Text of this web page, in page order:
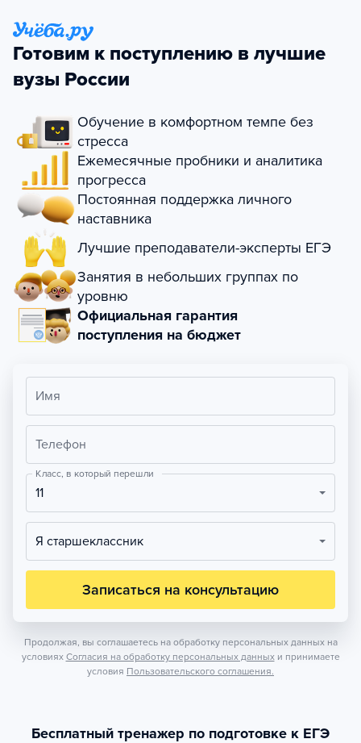
Готовим к поступлению в лучшие
вузы России
Обучение в комфортном темпе без
стресса
Ежемесячные пробники и аналитика
прогресса
Постоянная поддержка личного
наставника
Лучшие преподаватели-эксперты ЕГЭ
Занятия в небольших группах по
уровню
Официальная гарантия
поступления на бюджет
Имя
Телефон
Класс, в который перешли
11
Я старшеклассник
Записаться на консультацию
Продолжая, вы соглашаетесь на обработку персональных данных на
условиях Согласия на обработку персональных данных и принимаете
условия Пользовательского соглашения.
Бесплатный тренажер по подготовке к ЕГЭ